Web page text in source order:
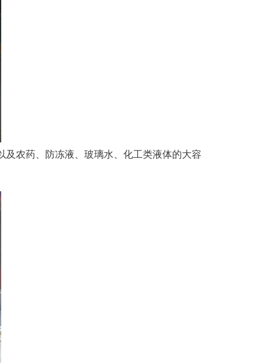
农药、防冻液、玻璃水、化工类液体的大容